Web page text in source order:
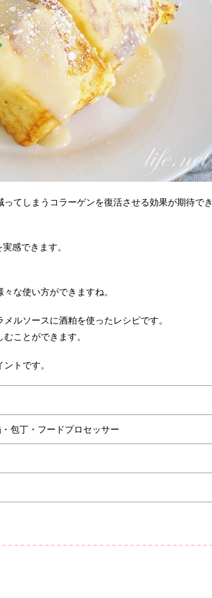
てしまうコラーゲンを復活させる効果が期待でき
感できます。
な使い方ができますね。
ルソースに酒粕を使ったレシピです。
ことができます。
トです。
包丁・フードプロセッサー